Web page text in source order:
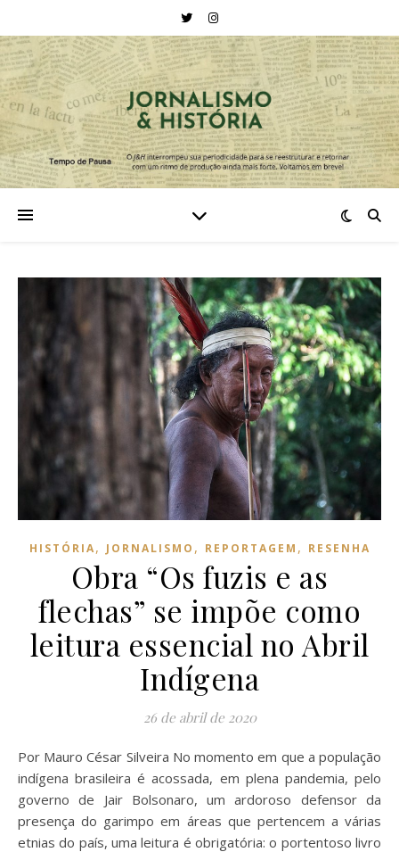
HISTÓRIA, JORNALISMO , REPORTAGEM , RESENHA
Obra “Os fuzis e as
flechas” se impõe como
leitura essencial no Abril
Indígena
26 de abril de 2020
Por Mauro César Silveira No momento em que a população
indígena brasileira é acossada, em plena pandemia, pelo
governo de Jair Bolsonaro, um ardoroso defensor da
presença do garimpo em áreas que pertencem a várias
etnias do país, uma leitura é obrigatória: o portentoso livro